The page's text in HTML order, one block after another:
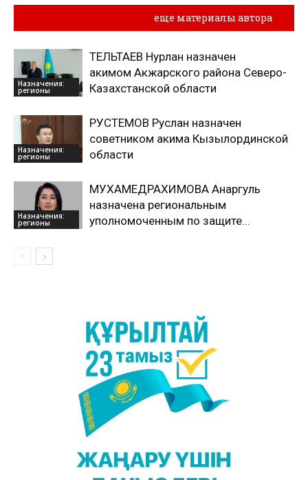
еще материалы автора
Назначения:
регионы
ТЕЛЬТАЕВ Нурлан назначен
акимом Акжарского района Северо-
Казахстанской области
Назначения:
регионы
РУСТЕМОВ Руслан назначен
советником акима Кызылординской
области
Назначения:
регионы
МУХАМЕДРАХИМОВА Анаргуль
назначена региональным
уполномоченным по защите...